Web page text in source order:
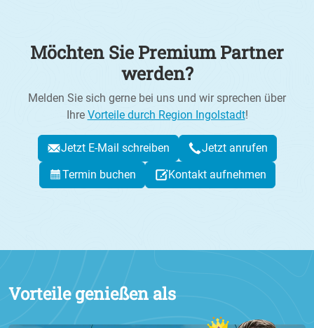
Möchten Sie Premium Partner
werden?
Melden Sie sich gerne bei uns und wir sprechen über
Ihre Vorteile durch Region Ingolstadt!
Jetzt E-Mail schreiben
Jetzt anrufen
Termin buchen
Kontakt aufnehmen
Vorteile genießen als